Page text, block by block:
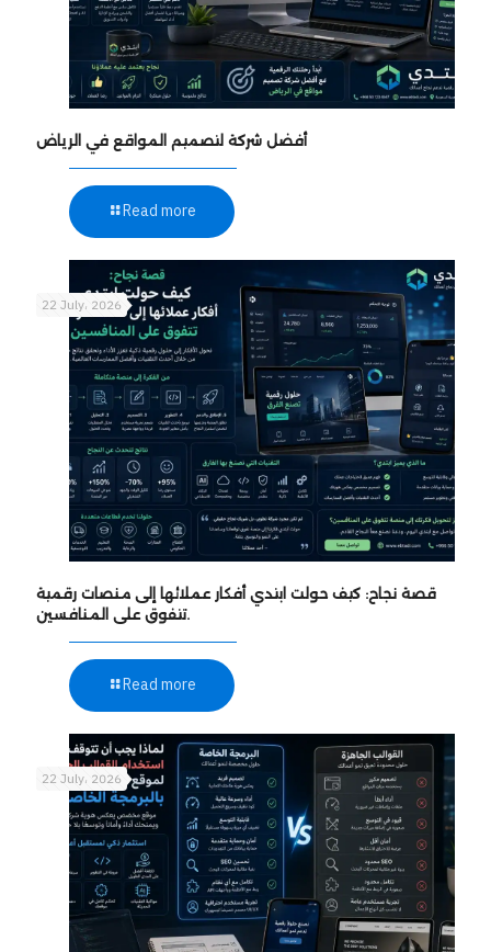
أفضل شركة لتصميم المواقع في الرياض
Read more
22 July، 2026
قصة نجاح: كيف حولت ابتدي أفكار عملائها إلى منصات رقمية
تتفوق على المنافسين.
Read more
22 July، 2026